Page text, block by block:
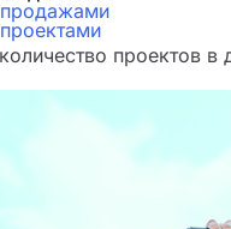
проектов